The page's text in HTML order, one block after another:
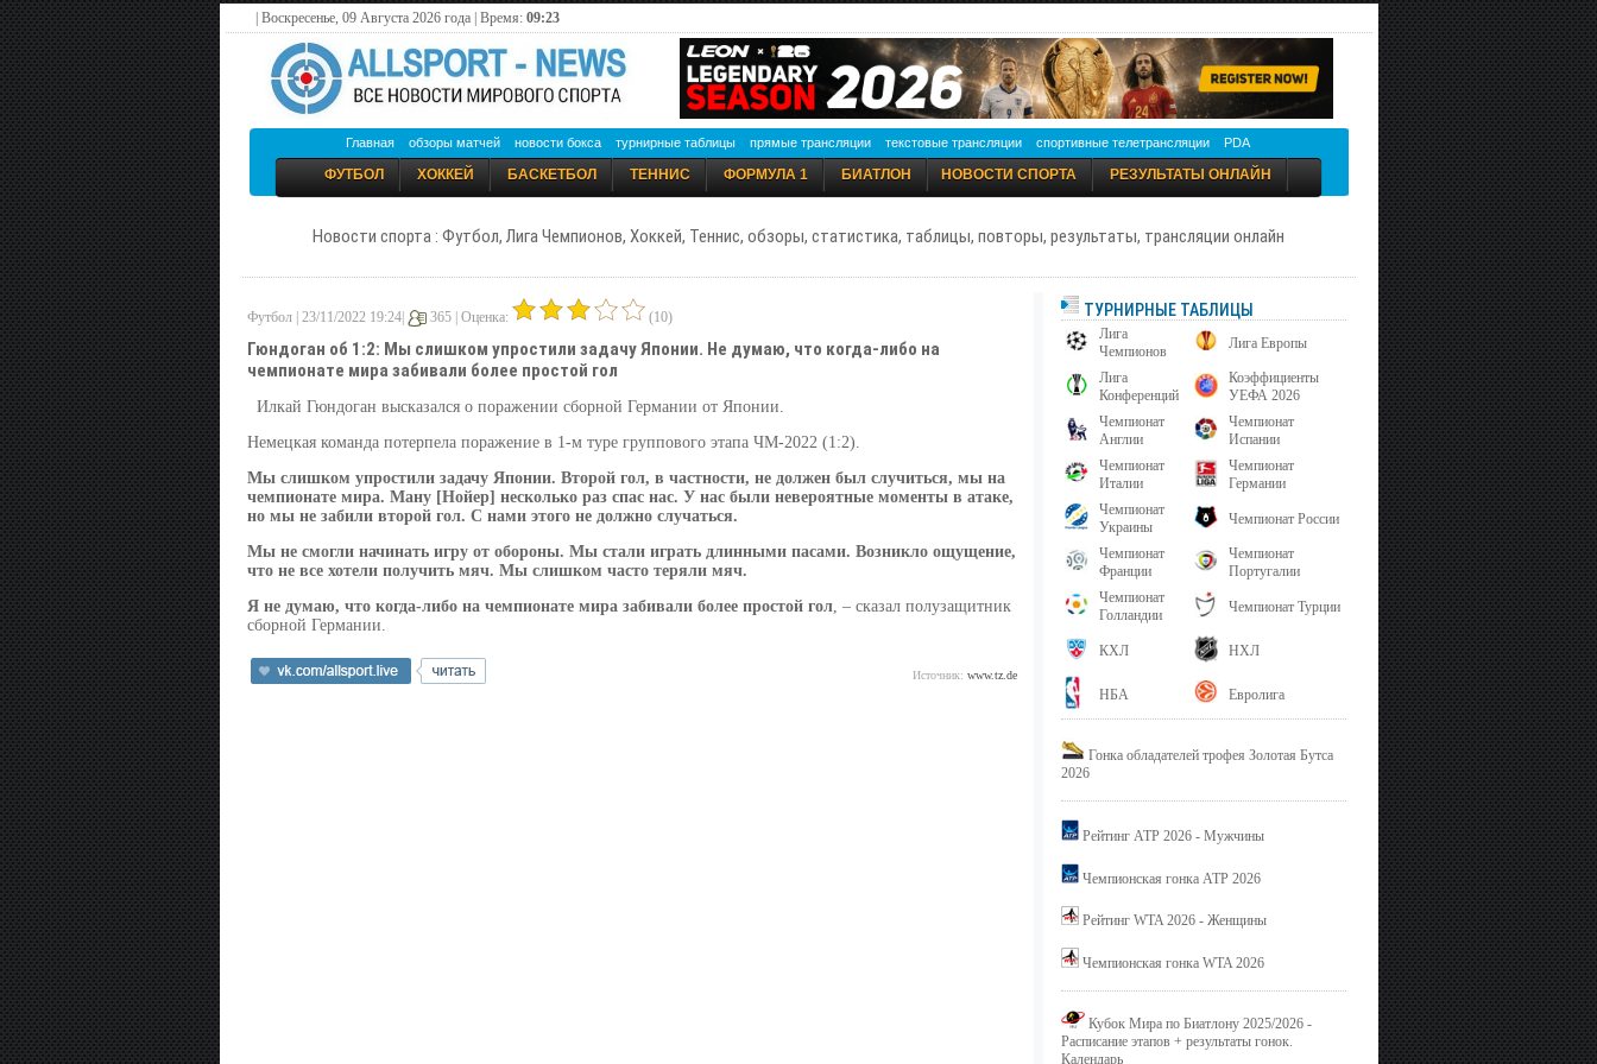
| Воскресенье, 09 Августа 2026 года | Время: 09:23
Главная обзоры матчей новости бокса турнирные таблицы прямые трансляции текстовые трансляции спортивные телетрансляции PDA
ФУТБОЛ ХОККЕЙ БАСКЕТБОЛ ТЕННИС ФОРМУЛА 1 БИАТЛОН НОВОСТИ СПОРТА РЕЗУЛЬТАТЫ ОНЛАЙН
Новости спорта : Футбол, Лига Чемпионов, Хоккей, Теннис, обзоры, статистика, таблицы, повторы, результаты, трансляции онлайн
Футбол | 23/11/2022 19:24| 365 | Оценка: (10)
Гюндоган об 1:2: Мы слишком упростили задачу Японии. Не думаю, что когда-либо на
чемпионате мира забивали более простой гол
Илкай Гюндоган высказался о поражении сборной Германии от Японии.
Немецкая команда потерпела поражение в 1-м туре группового этапа ЧМ-2022 (1:2).
Мы слишком упростили задачу Японии. Второй гол, в частности, не должен был случиться, мы на
чемпионате мира. Ману [Нойер] несколько раз спас нас. У нас были невероятные моменты в атаке,
но мы не забили второй гол. С нами этого не должно случаться.
Мы не смогли начинать игру от обороны. Мы стали играть длинными пасами. Возникло ощущение,
что не все хотели получить мяч. Мы слишком часто теряли мяч.
Я не думаю, что когда-либо на чемпионате мира забивали более простой гол, – сказал полузащитник
сборной Германии.
Источник: www.tz.de
ТУРНИРНЫЕ ТАБЛИЦЫ
Лига
Чемпионов
Лига Европы
Лига
Конференций
Коэффициенты
УЕФА 2026
Чемпионат
Англии
Чемпионат
Испании
Чемпионат
Италии
Чемпионат
Германии
Чемпионат
Украины
Чемпионат России
Чемпионат
Франции
Чемпионат
Португалии
Чемпионат
Голландии
Чемпионат Турции
КХЛ НХЛ
НБА Евролига
Гонка обладателей трофея Золотая Бутса
2026
Рейтинг ATP 2026 - Мужчины
Чемпионская гонка ATP 2026
Рейтинг WTA 2026 - Женщины
Чемпионская гонка WTA 2026
Кубок Мира по Биатлону 2025/2026 -
Расписание этапов + результаты гонок.
Календарь